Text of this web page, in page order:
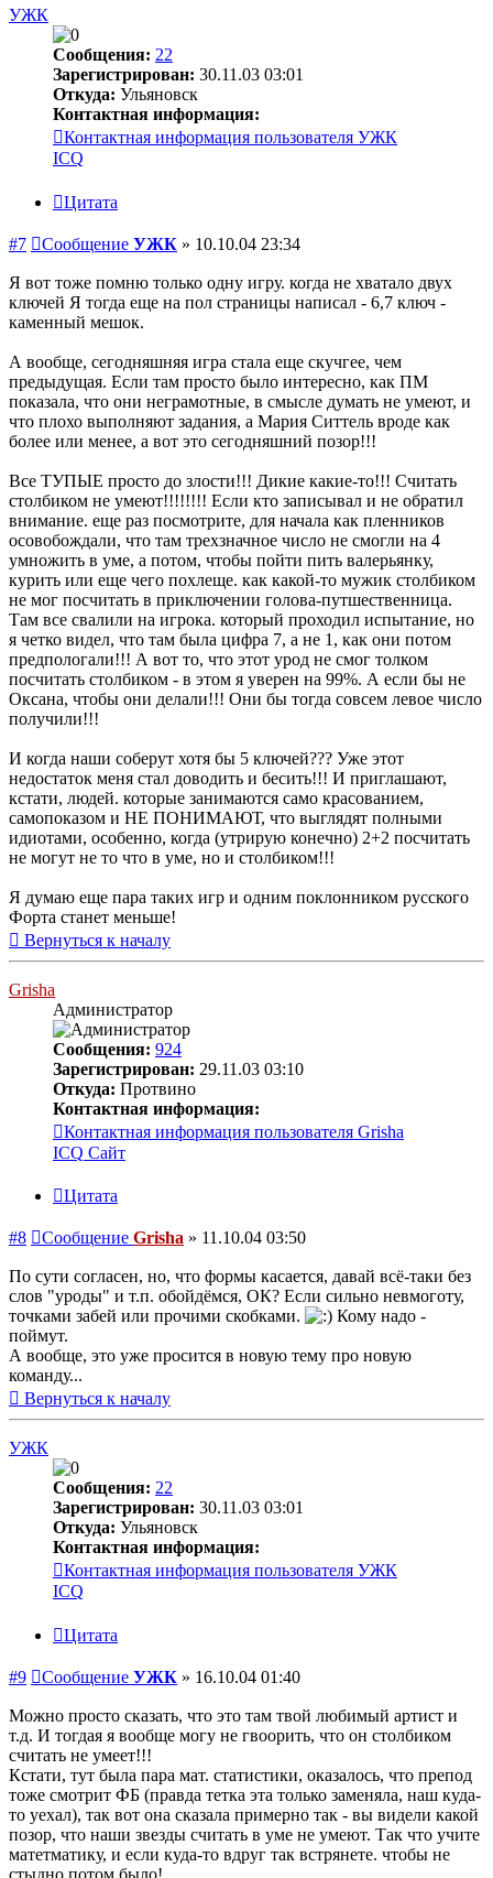
УЖК
Сообщения: 22
Зарегистрирован: 30.11.03 03:01
Откуда: Ульяновск
Контактная информация:
Контактная информация пользователя УЖК
ICQ
Цитата
#7 Сообщение УЖК » 10.10.04 23:34
Я вот тоже помню только одну игру. когда не хватало двух
ключей Я тогда еще на пол страницы написал - 6,7 ключ -
каменный мешок.
А вообще, сегодняшняя игра стала еще скучгее, чем
предыдущая. Если там просто было интересно, как ПМ
показала, что они неграмотные, в смысле думать не умеют, и
что плохо выполняют задания, а Мария Ситтель вроде как
более или менее, а вот это сегодняшний позор!!!
Все ТУПЫЕ просто до злости!!! Дикие какие-то!!! Считать
столбиком не умеют!!!!!!!! Если кто записывал и не обратил
внимание. еще раз посмотрите, для начала как пленников
осовобождали, что там трехзначное число не смогли на 4
умножить в уме, а потом, чтобы пойти пить валерьянку,
курить или еще чего похлеще. как какой-то мужик столбиком
не мог посчитать в приключении голова-путшественница.
Там все свалили на игрока. который проходил испытание, но
я четко видел, что там была цифра 7, а не 1, как они потом
предпологали!!! А вот то, что этот урод не смог толком
посчитать столбиком - в этом я уверен на 99%. А если бы не
Оксана, чтобы они делали!!! Они бы тогда совсем левое число
получили!!!
И когда наши соберут хотя бы 5 ключей??? Уже этот
недостаток меня стал доводить и бесить!!! И приглашают,
кстати, людей. которые занимаются само красованием,
самопоказом и НЕ ПОНИМАЮТ, что выглядят полными
идиотами, особенно, когда (утрирую конечно) 2+2 посчитать
не могут не то что в уме, но и столбиком!!!
Я думаю еще пара таких игр и одним поклонником русского
Форта станет меньше!
Вернуться к началу
Grisha
Администратор
Сообщения: 924
Зарегистрирован: 29.11.03 03:10
Откуда: Протвино
Контактная информация:
Контактная информация пользователя Grisha
ICQ Сайт
Цитата
#8 Сообщение Grisha » 11.10.04 03:50
По сути согласен, но, что формы касается, давай всё-таки без
слов "уроды" и т.п. обойдёмся, ОК? Если сильно невмоготу,
точками забей или прочими скобками.
Кому надо -
поймут.
А вообще, это уже просится в новую тему про новую
команду...
Вернуться к началу
УЖК
Сообщения: 22
Зарегистрирован: 30.11.03 03:01
Откуда: Ульяновск
Контактная информация:
Контактная информация пользователя УЖК
ICQ
Цитата
#9 Сообщение УЖК » 16.10.04 01:40
Можно просто сказать, что это там твой любимый артист и
т.д. И тогдая я вообще могу не гвоорить, что он столбиком
считать не умеет!!!
Кстати, тут была пара мат. статистики, оказалось, что препод
тоже смотрит ФБ (правда тетка эта только заменяла, наш куда-
то уехал), так вот она сказала примерно так - вы видели какой
позор, что наши звезды считать в уме не умеют. Так что учите
матетматику, и если куда-то вдруг так встрянете. чтобы не
стыдно потом было!